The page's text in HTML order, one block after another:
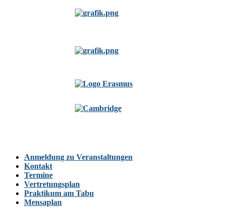
Anmeldung zu Veranstaltungen
Kontakt
Termine
Vertretungsplan
Praktikum am Tabu
Mensaplan